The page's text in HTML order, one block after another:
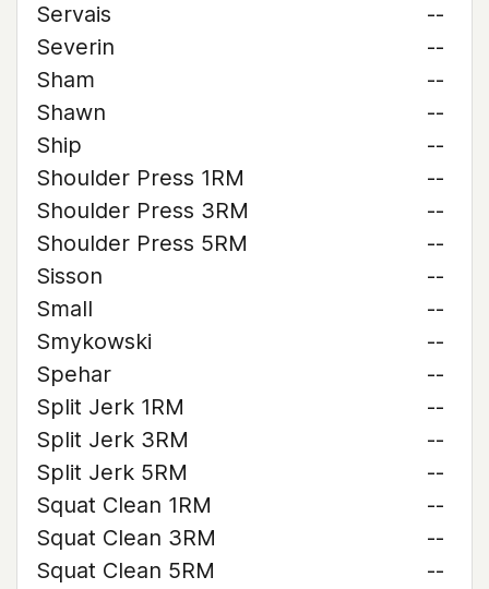
Servais
--
Severin
--
Sham
--
Shawn
--
Ship
--
Shoulder Press 1RM
--
Shoulder Press 3RM
--
Shoulder Press 5RM
--
Sisson
--
Small
--
Smykowski
--
Spehar
--
Split Jerk 1RM
--
Split Jerk 3RM
--
Split Jerk 5RM
--
Squat Clean 1RM
--
Squat Clean 3RM
--
Squat Clean 5RM
--